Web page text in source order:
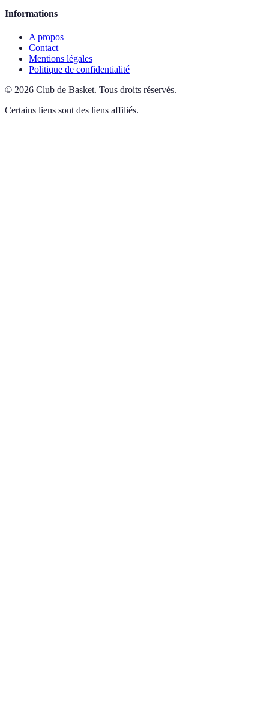
Informations
A propos
Contact
Mentions légales
Politique de confidentialité
© 2026 Club de Basket. Tous droits réservés.
Certains liens sont des liens affiliés.